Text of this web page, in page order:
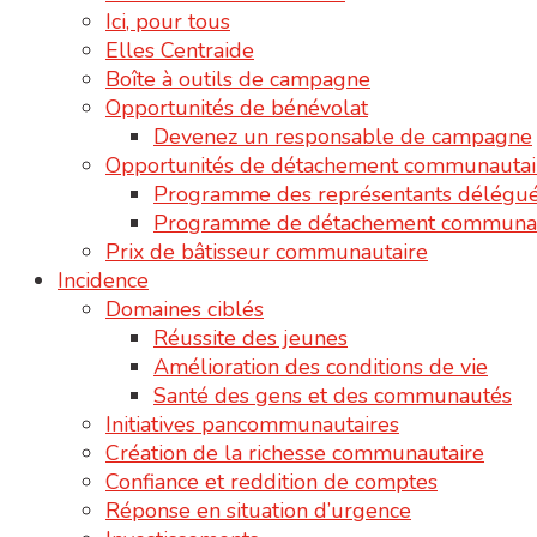
Ici, pour tous
Elles Centraide
Boîte à outils de campagne
Opportunités de bénévolat
Devenez un responsable de campagne
Opportunités de détachement
Programme des représentants
Programme de détachement
Prix de bâtisseur communautaire
Incidence
Domaines ciblés
Réussite des jeunes
Amélioration des conditions de vie
Santé des gens et des communautés
Initiatives pancommunautaires
Création de la richesse communautaire
Confiance et reddition de comptes
Réponse en situation d’urgence